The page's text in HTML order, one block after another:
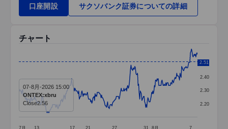
口座開設
サクソバンク証券についての詳細
チャート
Line chart with 329 data points.
The chart has 1 X axis displaying categories.
The chart has 1 Y axis displaying values. Data
7月 13 17 21 27 31 8月 7
2.20
2.30
2.40
2.50
2.51
07-8月-2026 15:00
ONTEX:xbru
Close2.56